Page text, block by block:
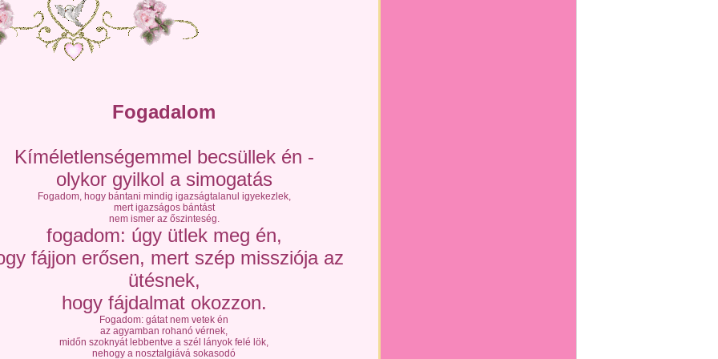
Fogadalom
Kíméletlenségemmel becsüllek én -
olykor gyilkol a simogatás
Fogadom, hogy bántani mindig igazságtalanul igyekezlek,
mert igazságos bántást
nem ismer az őszinteség.
fogadom: úgy ütlek meg én,
fájjon erősen, mert szép missziója az
ütésnek,
hogy fájdalmat okozzon.
Fogadom: gátat nem vetek én
az agyamban rohanó vérnek,
midőn szoknyát lebbentve a szél lányok felé lök,
nehogy a nosztalgiává sokasodó